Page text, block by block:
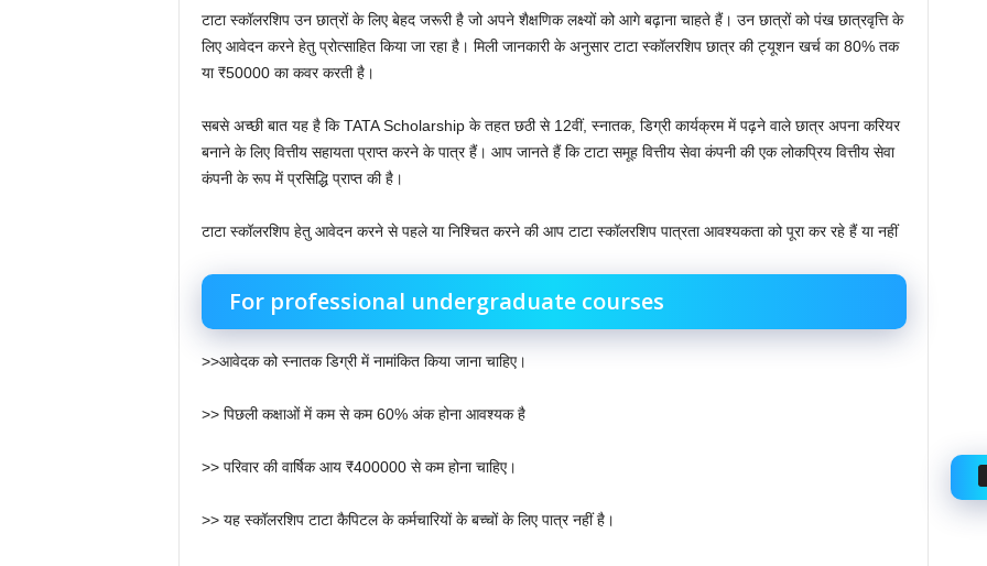
टाटा स्कॉलरशिप उन छात्रों के लिए बेहद जरूरी है जो अपने शैक्षणिक लक्ष्यों को आगे बढ़ाना चाहते हैं। उन छात्रों को पंख छात्रवृत्ति के
लिए आवेदन करने हेतु प्रोत्साहित किया जा रहा है। मिली जानकारी के अनुसार टाटा स्कॉलरशिप छात्र की ट्यूशन खर्च का 80% तक
या ₹50000 का कवर करती है।
सबसे अच्छी बात यह है कि TATA Scholarship के तहत छठी से 12वीं, स्नातक, डिग्री कार्यक्रम में पढ़ने वाले छात्र अपना करियर
बनाने के लिए वित्तीय सहायता प्राप्त करने के पात्र हैं। आप जानते हैं कि टाटा समूह वित्तीय सेवा कंपनी की एक लोकप्रिय वित्तीय सेवा
कंपनी के रूप में प्रसिद्धि प्राप्त की है।
टाटा स्कॉलरशिप हेतु आवेदन करने से पहले या निश्चित करने की आप टाटा स्कॉलरशिप पात्रता आवश्यकता को पूरा कर रहे हैं या नहीं
For professional undergraduate courses
>>आवेदक को स्नातक डिग्री में नामांकित किया जाना चाहिए।
>> पिछली कक्षाओं में कम से कम 60% अंक होना आवश्यक है
>> परिवार की वार्षिक आय ₹400000 से कम होना चाहिए।
>> यह स्कॉलरशिप टाटा कैपिटल के कर्मचारियों के बच्चों के लिए पात्र नहीं है।